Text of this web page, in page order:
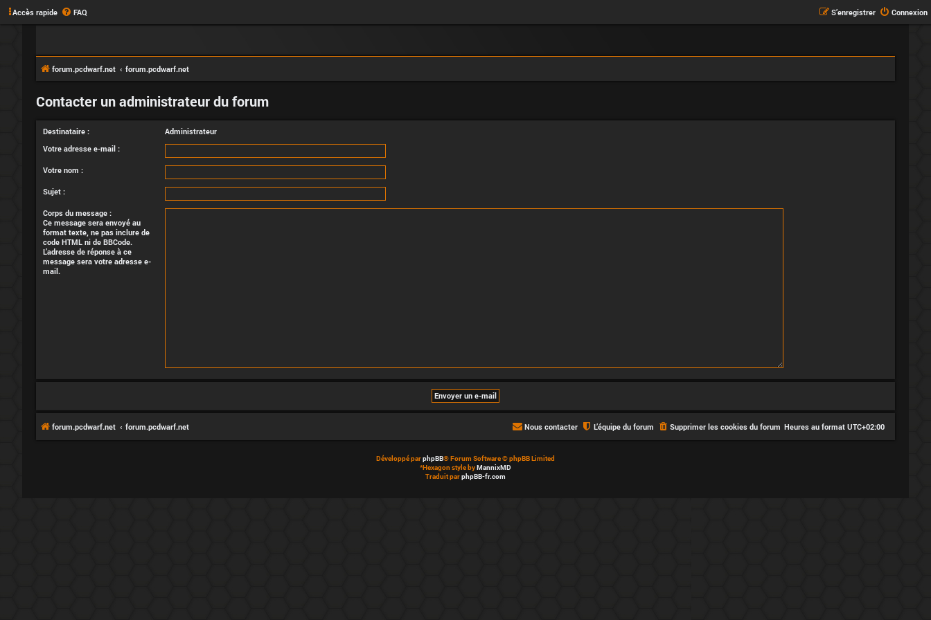
Accès rapide FAQ Connexion
S’enregistrer
forum.pcdwarf.net forum.pcdwarf.net
Contacter un administrateur du forum
Destinataire :
Administrateur
Votre adresse e-mail :
Votre nom :
Sujet :
Corps du message :
Ce message sera envoyé au
format texte, ne pas inclure de
code HTML ni de BBCode.
L’adresse de réponse à ce
message sera votre adresse e-
mail.
forum.pcdwarf.net forum.pcdwarf.net Heures au format UTC+02:00
Supprimer les cookies du forum
L’équipe du forum
Nous contacter
Développé parphpBB® Forum Software © phpBB Limited
*Hexagon style byMannixMD
Traduit parphpBB-fr.com